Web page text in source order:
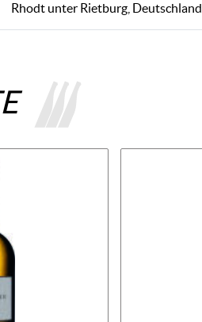
Rhodt unter Rietburg, Deutschland